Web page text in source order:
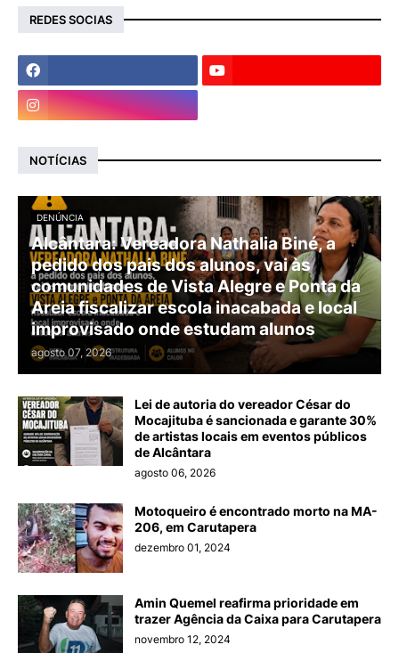
REDES SOCIAS
NOTÍCIAS
DENÚNCIA
Alcântara: Vereadora Nathalia Biné, a
pedido dos pais dos alunos, vai às
comunidades de Vista Alegre e Ponta da
Areia fiscalizar escola inacabada e local
improvisado onde estudam alunos
agosto 07, 2026
Lei de autoria do vereador César do
Mocajituba é sancionada e garante 30%
de artistas locais em eventos públicos
de Alcântara
agosto 06, 2026
Motoqueiro é encontrado morto na MA-
206, em Carutapera
dezembro 01, 2024
Amin Quemel reafirma prioridade em
trazer Agência da Caixa para Carutapera
novembro 12, 2024